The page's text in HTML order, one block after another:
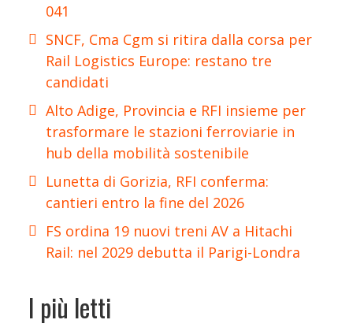
041
SNCF, Cma Cgm si ritira dalla corsa per
Rail Logistics Europe: restano tre
candidati
Alto Adige, Provincia e RFI insieme per
trasformare le stazioni ferroviarie in
hub della mobilità sostenibile
Lunetta di Gorizia, RFI conferma:
cantieri entro la fine del 2026
FS ordina 19 nuovi treni AV a Hitachi
Rail: nel 2029 debutta il Parigi-Londra
I più letti